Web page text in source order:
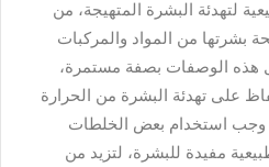
لتهدئة البشرة المتهيجة، من
بشرتها من المواد والمركبات
هذه الوصفات بصفة مستمرة،
على تهدئة البشرة من الحرارة
وجب استخدام بعض الخلطات
مفيدة للبشرة، لتزيد من